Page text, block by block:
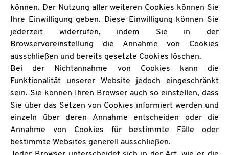
können. Der Nutzung aller weiteren Cookies können Sie
Ihre Einwilligung geben. Diese Einwilligung können Sie
jederzeit widerrufen, indem Sie in der
Browservoreinstellung die Annahme von Cookies
ausschließen und bereits gesetzte Cookies löschen.
Bei der Nichtannahme von Cookies kann die
Funktionalität unserer Website jedoch eingeschränkt
sein. Sie können Ihren Browser auch so einstellen, dass
Sie über das Setzen von Cookies informiert werden und
einzeln über deren Annahme entscheiden oder die
Annahme von Cookies für bestimmte Fälle oder
bestimmte Websites generell ausschließen.